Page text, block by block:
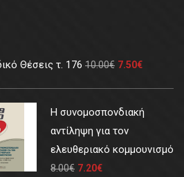
Θέσεις τ. 176 10.00€ 7.50€
Η συνομοσπονδιακή
αντίληψη για τον
ελευθεριακό κομμουνισμό
8.00€ 7.20€